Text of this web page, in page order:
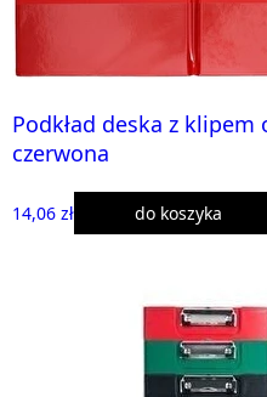
Podkład deska z klipem
czerwona
14,06 zł do koszyka